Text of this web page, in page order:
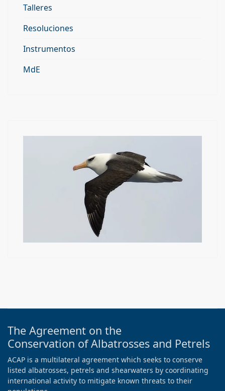
Talleres
Resoluciones
Instrumentos
MdE
The Agreement on the
Conservation of Albatrosses and Petrels
ACAP is a multilateral agreement which seeks to conserve
listed albatrosses, petrels and shearwaters by coordinating
international activity to mitigate known threats to their